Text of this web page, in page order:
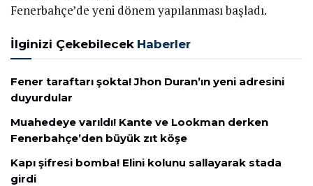
Fenerbahçe’de yeni dönem yapılanması başladı.
İlginizi Çekebilecek Haberler
Fener taraftarı şokta! Jhon Duran’ın yeni adresini
duyurdular
Muahedeye varıldı! Kante ve Lookman derken
Fenerbahçe’den büyük zıt köşe
Kapı şifresi bomba! Elini kolunu sallayarak stada
girdi